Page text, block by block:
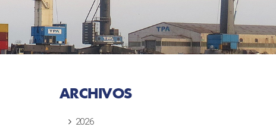
ARCHIVOS
2026